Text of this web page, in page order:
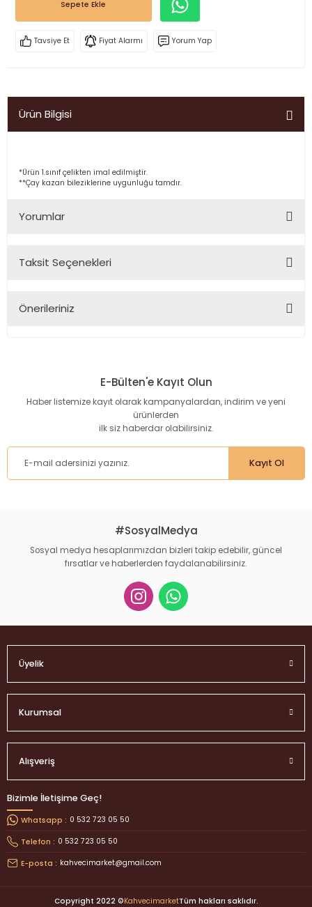
Sepete Ekle
Tavsiye Et Fiyat Alarmı Yorum Yap
Ürün Bilgisi
*Ürün 1.sınıf çelikten imal edilmiştir.
**Çay kazan bileziklerine uygunluğu tamdır.
Yorumlar
Taksit Seçenekleri
Önerileriniz
Görüş ve önerileriniz için teşekkür ederiz.
Ürün resmi kalitesiz, bozuk veya görüntülenemiyor.
Ürün bilgilerinde hatalar bulunuyor.
Ürün fiyatı diğer sitelerden daha pahalı.
Gönder
E-Bülten'e Kayıt Olun
Haber listemize kayıt olarak kampanyalardan, indirim ve yeni
ürünlerden
ilk siz haberdar olabilirsiniz.
Kayıt Ol
#SosyalMedya
Sosyal medya hesaplarımızdan bizleri takip edebilir, güncel
fırsatlar ve haberlerden faydalanabilirsiniz.
Üyelik
Kurumsal
Alışveriş
Bizimle İletişime Geç!
Whatsapp : 0 532 723 05 50
Telefon : 0 532 723 05 50
E-posta : kahvecimarket@gmail.com
Copyright 2022 ©KahvecimarketTüm hakları saklıdır.